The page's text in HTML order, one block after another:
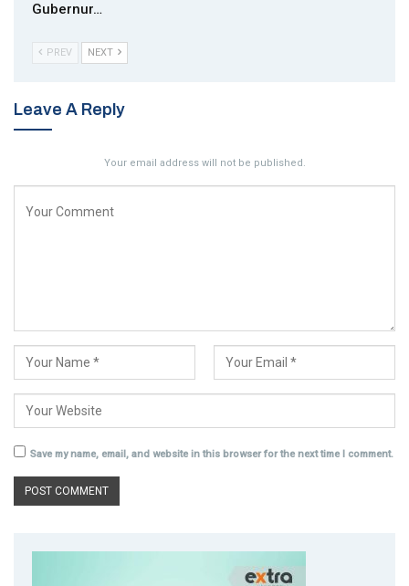
Gubernur…
PREV NEXT
Leave A Reply
Your email address will not be published.
Save my name, email, and website in this browser for the next time I comment.